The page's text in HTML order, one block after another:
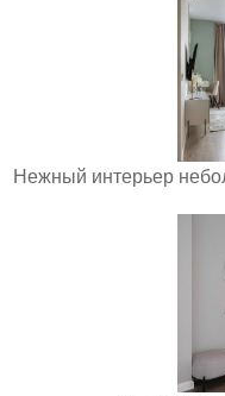
Нежный интерьер